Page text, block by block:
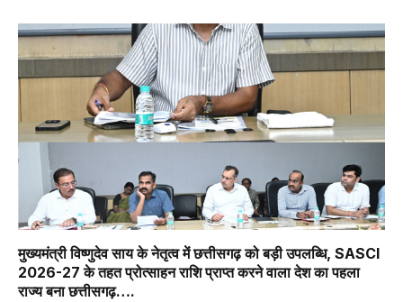
मुख्यमंत्री विष्णुदेव साय के नेतृत्व में छत्तीसगढ़ को बड़ी उपलब्धि, SASCI
2026-27 के तहत प्रोत्साहन राशि प्राप्त करने वाला देश का पहला
राज्य बना छत्तीसगढ़….